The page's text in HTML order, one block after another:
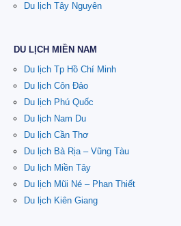
Du lịch Tây Nguyên
DU LỊCH MIỀN NAM
Du lịch Tp Hồ Chí Minh
Du lịch Côn Đảo
Du lịch Phú Quốc
Du lịch Nam Du
Du lịch Cần Thơ
Du lịch Bà Rịa – Vũng Tàu
Du lịch Miền Tây
Du lịch Mũi Né – Phan Thiết
Du lịch Kiên Giang